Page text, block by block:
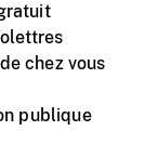
chez vous
publique